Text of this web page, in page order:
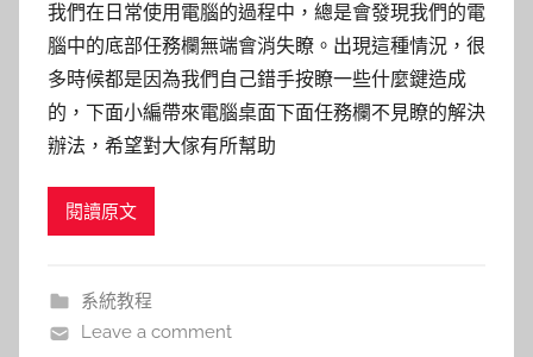
我們在日常使用電腦的過程中，總是會發現我們的電
腦中的底部任務欄無端會消失瞭。出現這種情況，很
多時候都是因為我們自己錯手按瞭一些什麼鍵造成
的，下面小編帶來電腦桌面下面任務欄不見瞭的解決
辦法，希望對大傢有所幫助
閱讀原文
系統教程
Leave a comment